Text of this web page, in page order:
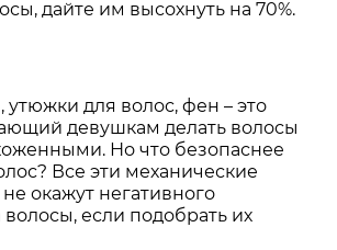
дайте им высохнуть на 70%.
для волос, фен – это
девушкам делать волосы
Но что безопаснее
Все эти механические
окажут негативного
волосы, если подобрать их